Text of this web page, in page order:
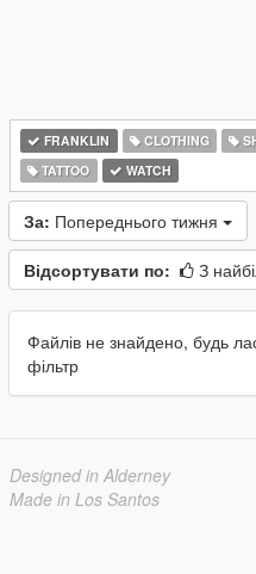
FRANKLIN CLOTHING
TATTOO
WATCH
За: Попереднього тижня
Відсортувати по: З
Файлів не знайдено, будь
фільтр
Designed in Alderney
Made in Los Santos